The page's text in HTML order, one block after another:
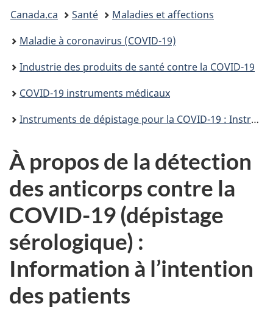
Vous
êtes
ici :
Canada.ca Santé
Maladies et affections
Maladie à coronavirus (COVID-19)
Industrie des produits de santé contre la COVID-19
COVID-19 instruments médicaux
Instruments de dépistage pour la COVID-19 : Instruments de dépistage sérologique
À propos de la détection
des anticorps contre la
COVID-19 (dépistage
sérologique) :
Information à l’intention
des patients